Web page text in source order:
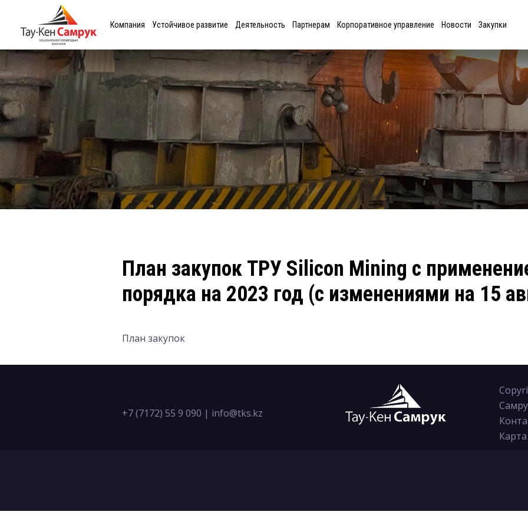
Компания Устойчивое развитие Деятельность Партнерам Корпоративное управление Новости Закупки
План закупок ТРУ Silicon Mining с
порядка на 2023 год (с изменениями на 15
План закупок
+7 (7172) 55 9 090 | info@tks.kz